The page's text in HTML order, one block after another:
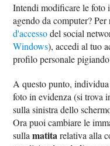
Intendi modificare le foto
agendo da computer?
d'accessodel social
Windows), accedi al tuo
profilo personale
A questo punto,
foto in evidenza (si trova
sulla sinistra dello
Ora puoi cambiare le
sullamatitarelativa alla